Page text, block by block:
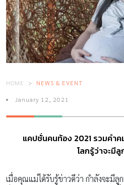
HOME NEWS & EVENT
January 12, 2021
แคปชั่นคนท้อง 2021 รวมคำ
โลกรู้ว่าจะมี
เมื่อคุณแม่ได้รับรู้ข่าวดีว่า กำลังจะมีลู